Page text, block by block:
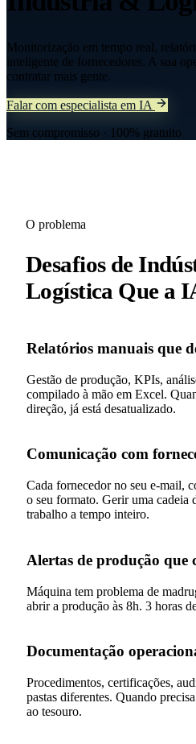
Monitorização em tempo real,
inteligente de fornecedores. A sua
contratar mais gente.
Falar com especialista em IA
Sem compromisso · 100% gratuito
O problema
Desafios de
Logística Que a
Relatórios manuais que
Gestão de produção, KPIs,
compilado à mão em Excel.
direção, já está desatualizado.
Comunicação com
Cada fornecedor no seu e-mail,
o seu formato. Gerir uma cadeia
trabalho a tempo inteiro.
Alertas de produção que
Máquina tem problema de
abrir a produção às 8h. 3 horas
Documentação
Procedimentos, certificações,
pastas diferentes. Quando
ao tesouro.